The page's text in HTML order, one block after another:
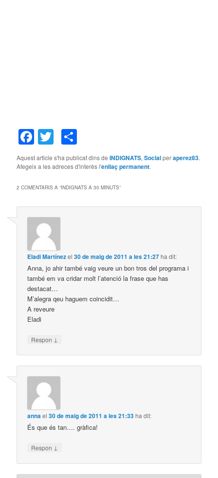
Facebook
Twitter
Aquest article s'ha publicat dins deINDIGNATS,Socialperaperez83.
Afegeix a les adreces d'interès l'enllaç permanent.
2 COMENTARIS A “INDIGNATS A 30 MINUTS”
Eladi Martínezel30 de maig de 2011 a les 21:27ha dit:
Anna, jo ahir també vaig veure un bon tros del programa i
també em va cridar molt l’atenció la frase que has
destacat…
M’alegra qeu haguem coincidit…
A reveure
Eladi
Respon ↓
annael30 de maig de 2011 a les 21:33ha dit:
És que és tan…. gràfica!
Respon ↓